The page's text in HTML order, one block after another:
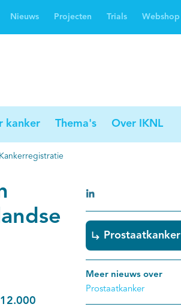
Nieuws Projecten Trials Webshop
kanker Thema's Over IKNL
Prostaatkanker
Meer nieuws over
Prostaatkanker